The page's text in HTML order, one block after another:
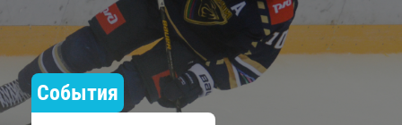
События